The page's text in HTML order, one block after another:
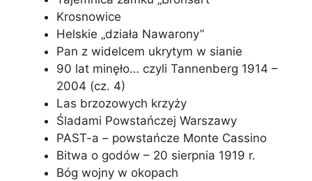
Krosnowice
Helskie „działa Nawarony”
Pan z widelcem ukrytym w sianie
90 lat minęło… czyli Tannenberg 1914 –
2004 (cz. 4)
Las brzozowych krzyży
Śladami Powstańczej Warszawy
PAST-a – powstańcze Monte Cassino
Bitwa o godów – 20 sierpnia 1919 r.
Bóg wojny w okopach